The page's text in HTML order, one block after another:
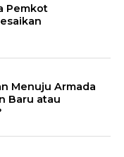
Pemkot
Menuju Armada
Baru atau